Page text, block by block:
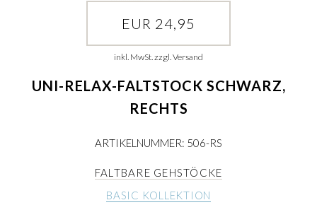
EUR 24,95
inkl. MwSt. zzgl. Versand
UNI-RELAX-FALTSTOCK SCHWARZ,
RECHTS
ARTIKELNUMMER: 506-RS
FALTBARE GEHSTÖCKE
BASIC KOLLEKTION